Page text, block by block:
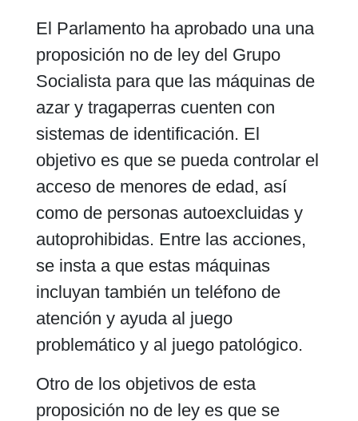
El Parlamento ha aprobado una una
proposición no de ley del Grupo
Socialista para que las máquinas de
azar y tragaperras cuenten con
sistemas de identificación. El
objetivo es que se pueda controlar el
acceso de menores de edad, así
como de personas autoexcluidas y
autoprohibidas. Entre las acciones,
se insta a que estas máquinas
incluyan también un teléfono de
atención y ayuda al juego
problemático y al juego patológico.
Otro de los objetivos de esta
proposición no de ley es que se